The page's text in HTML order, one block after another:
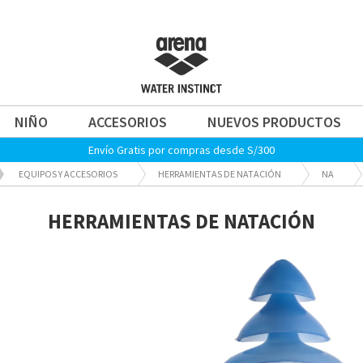
NIÑO ACCESORIOS NUEVOS PRODUCTOS
Envío Gratis por compras desde S/300
EQUIPOS Y ACCESORIOS HERRAMIENTAS DE NATACIÓN NA
HERRAMIENTAS DE NATACIÓN